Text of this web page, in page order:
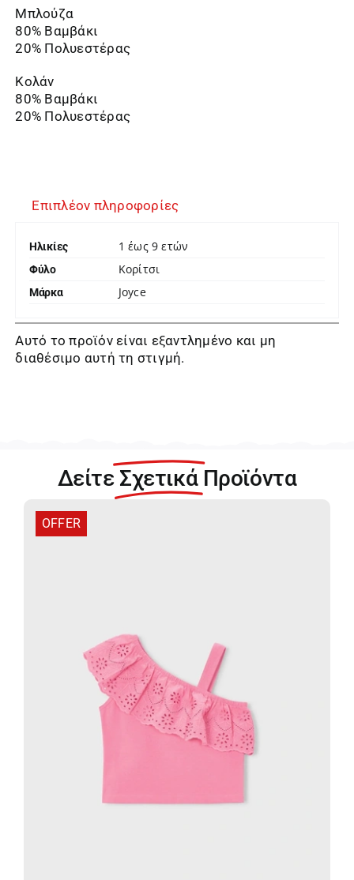
Μπλούζα
80% Βαμβάκι
20% Πολυεστέρας
Κολάν
80% Βαμβάκι
20% Πολυεστέρας
Επιπλέον πληροφορίες
Ηλικίες 1 έως 9 ετών
Φύλο Κορίτσι
Μάρκα Joyce
Αυτό το προϊόν είναι εξαντλημένο και μη
διαθέσιμο αυτή τη στιγμή.
Δείτε Σχετικά Προϊόντα
OFFER